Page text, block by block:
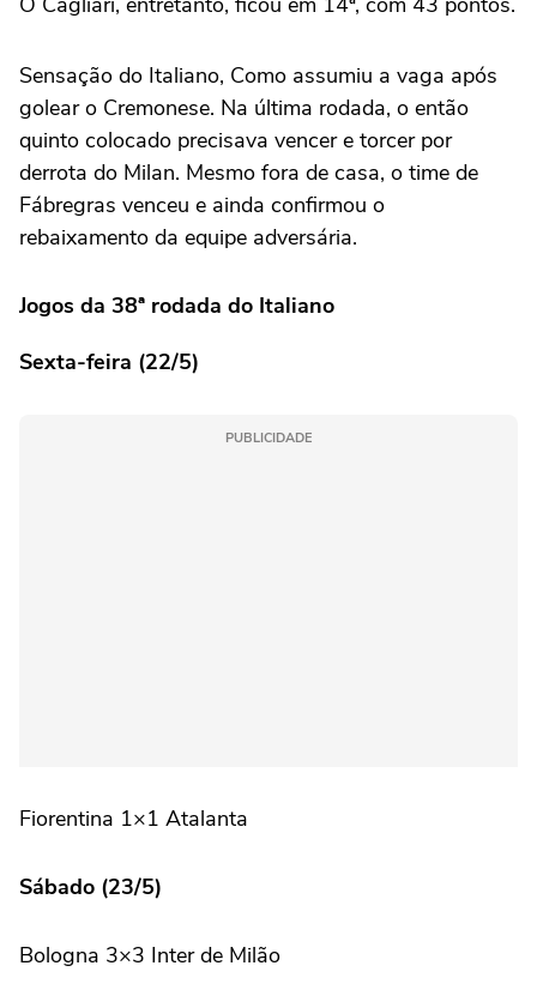
Sensação do Italiano, Como assumiu a vaga após
golear o Cremonese. Na última rodada, o então
quinto colocado precisava vencer e torcer por
derrota do Milan. Mesmo fora de casa, o time de
Fábregras venceu e ainda confirmou o
rebaixamento da equipe adversária.
Jogos da 38ª rodada do Italiano
Sexta-feira (22/5)
PUBLICIDADE
Fiorentina 1×1 Atalanta
Sábado (23/5)
Bologna 3×3 Inter de Milão